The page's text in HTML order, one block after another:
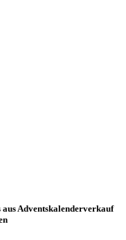
Adventskalenderverkauf